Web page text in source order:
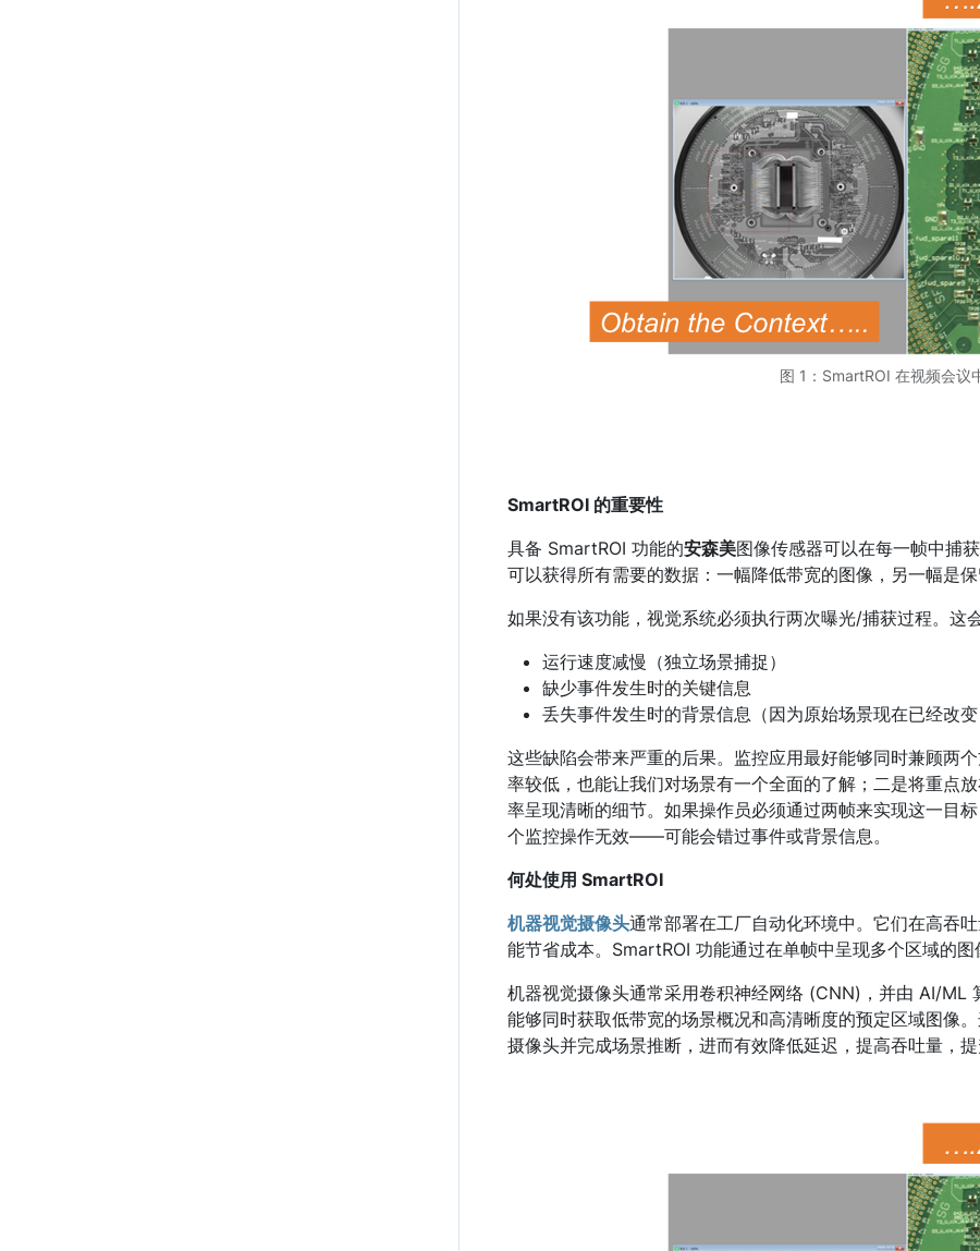
图 1：SmartROI 在视频会议
SmartROI 的重要性
具备 SmartROI 功能的安森美图像传感器可以在每一帧中捕
可以获得所有需要的数据：一幅降低带宽的图像，另一幅是保
如果没有该功能，视觉系统必须执行两次曝光/捕获过程。这
运行速度减慢（独立场景捕捉）
缺少事件发生时的关键信息
丢失事件发生时的背景信息（因为原始场景现在已经改变
这些缺陷会带来严重的后果。监控应用最好能够同时兼顾两
率较低，也能让我们对场景有一个全面的了解；二是将重点
率呈现清晰的细节。如果操作员必须通过两帧来实现这一目
个监控操作无效——可能会错过事件或背景信息。
何处使用 SmartROI
机器视觉摄像头通常部署在工厂自动化环境中。它们在高吞
能节省成本。SmartROI 功能通过在单帧中呈现多个区域的图
机器视觉摄像头通常采用卷积神经网络 (CNN)，并由 AI/ML
能够同时获取低带宽的场景概况和高清晰度的预定区域图像
摄像头并完成场景推断，进而有效降低延迟，提高吞吐量，提